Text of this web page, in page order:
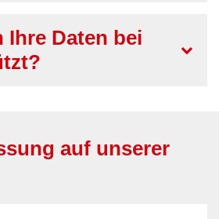
Ihre Daten bei
auf unserer